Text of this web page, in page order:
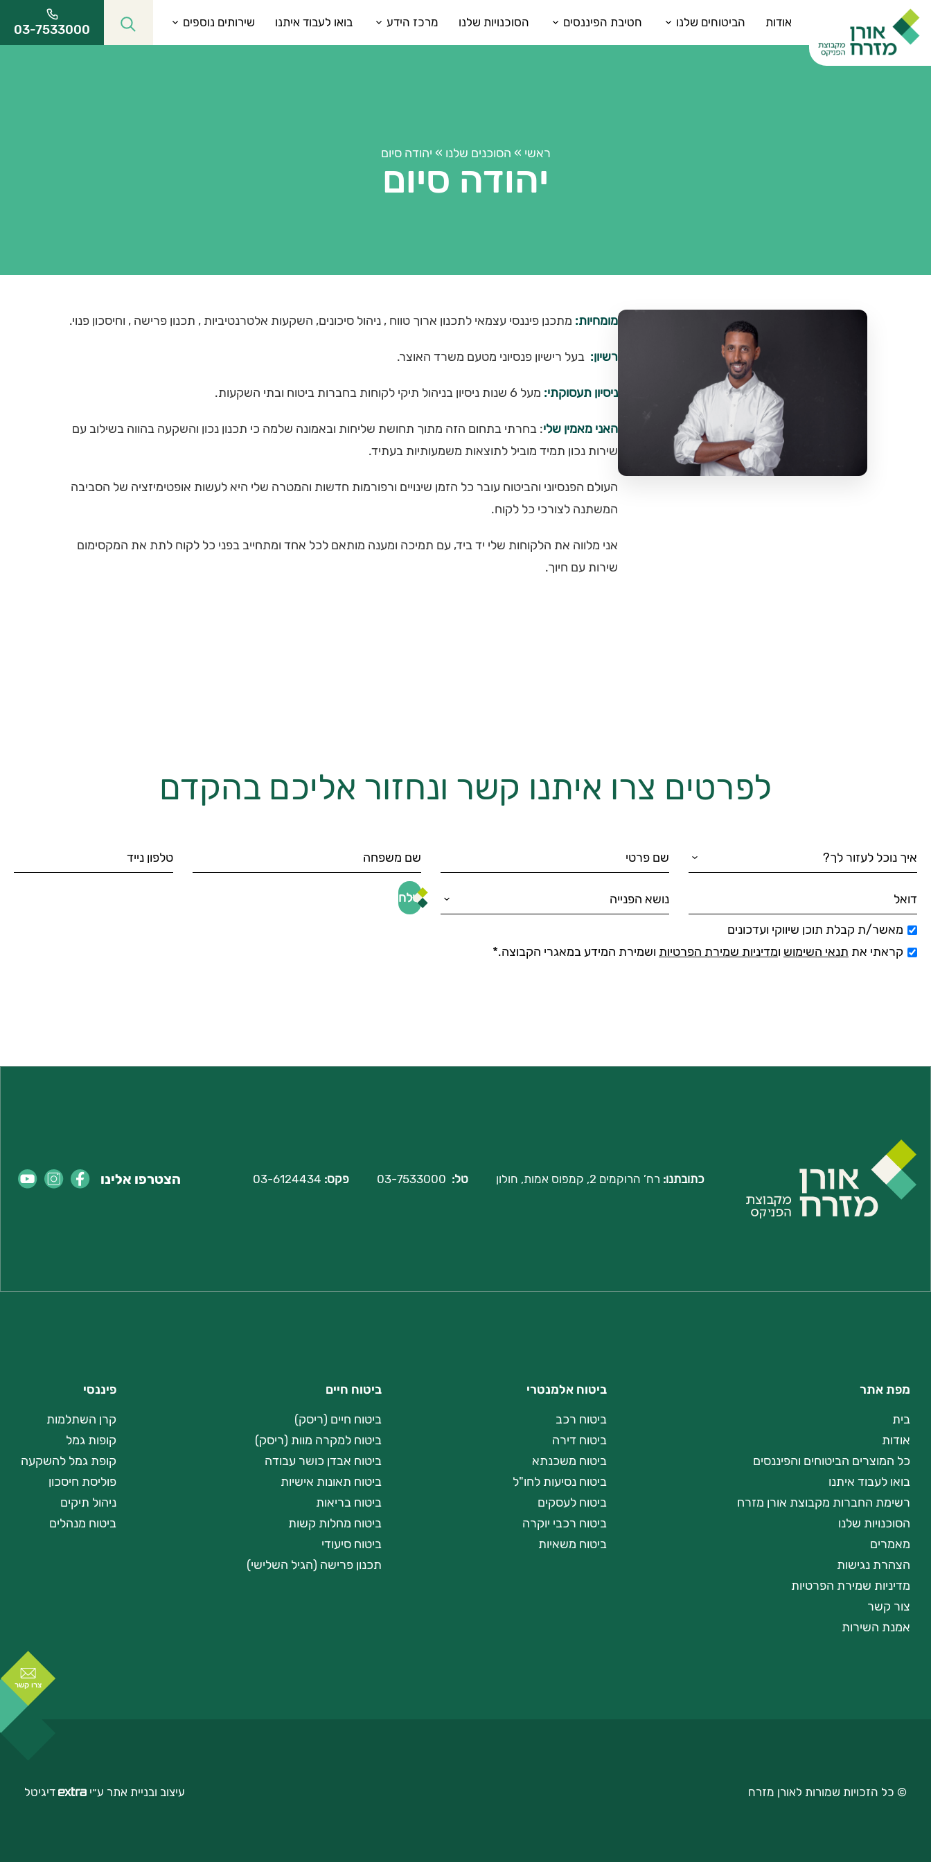
ראשי » הסוכנים שלנו » יהודה סיום
יהודה סיום
אודות הביטוחים שלנו חטיבת הפיננסים הסוכנויות שלנו מרכז הידע בואו לעבוד איתנו שירותים נוספים 03-7533000
צרו קשר
מומחיות: מתכנן פיננסי עצמאי לתכנון ארוך טווח , ניהול סיכונים, השקעות אלטרנטיביות , תכנון פרישה , וחיסכון פנוי.
רשיון: בעל רישיון פנסיוני מטעם משרד האוצר.
ניסיון תעסוקתי: מעל 6 שנות ניסיון בניהול תיקי לקוחות בחברות ביטוח ובתי השקעות.
האני מאמין שלי: בחרתי בתחום הזה מתוך תחושת שליחות ובאמונה שלמה כי תכנון נכון והשקעה בהווה בשילוב עם
שירות נכון תמיד מוביל לתוצאות משמעותיות בעתיד.
העולם הפנסיוני והביטוח עובר כל הזמן שינויים ורפורמות חדשות והמטרה שלי היא לעשות אופטימיזציה של הסביבה
המשתנה לצורכי כל לקוח.
אני מלווה את הלקוחות שלי יד ביד, עם תמיכה ומענה מותאם לכל אחד ומתחייב בפני כל לקוח לתת את המקסימום
שירות עם חיוך.
לפרטים צרו איתנו קשר ונחזור אליכם בהקדם
מאשר/ת קבלת תוכן שיווקי ועדכונים
קראתי את תנאי השימוש ומדיניות שמירת הפרטיות ושמירת המידע במאגרי הקבוצה.*
כתובתנו: רח’ הרוקמים 2, קמפוס אמות, חולון טל: 03-7533000 פקס: הצטרפו אלינו
מפת אתר
בית
אודות
כל המוצרים הביטוחים והפיננסים
בואו לעבוד איתנו
רשימת החברות מקבוצת אורן מזרח
הסוכנויות שלנו
מאמרים
הצהרת נגישות
מדיניות שמירת הפרטיות
צור קשר
אמנת השירות
ביטוח אלמנטרי
ביטוח רכב
ביטוח דירה
ביטוח משכנתא
ביטוח נסיעות לחו"ל
ביטוח לעסקים
ביטוח רכבי יוקרה
ביטוח משאיות
ביטוח חיים
ביטוח חיים (ריסק)
ביטוח למקרה מוות (ריסק)
ביטוח אבדן כושר עבודה
ביטוח תאונות אישיות
ביטוח בריאות
ביטוח מחלות קשות
ביטוח סיעודי
תכנון פרישה (הגיל השלישי)
פיננסי
קרן השתלמות
קופות גמל
קופת גמל להשקעה
פוליסת חיסכון
ניהול תיקים
ביטוח מנהלים
© כל הזכויות שמורות לאורן מזרח עיצוב ובניית אתר ע״י דיגיטל